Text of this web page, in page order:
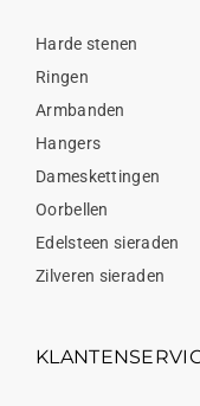
Harde stenen
Ringen
Armbanden
Hangers
Dameskettingen
Oorbellen
Edelsteen sieraden
Zilveren sieraden